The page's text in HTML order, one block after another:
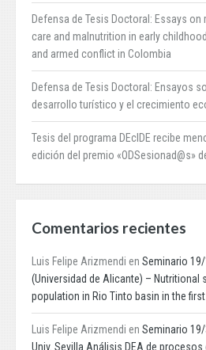
Defensa de Tesis Doctoral: Essays on
care and malnutrition in early
and armed conflict in Colombia
Defensa de Tesis Doctoral: Ensayos
desarrollo turístico y el crecimiento
Tesis del programa DEcIDE recibe
edición del premio «ODSesionad@s»
Comentarios recientes
Luis Felipe Arizmendi en Seminario
(Universidad de Alicante) – Nutritional
population in Rio Tinto basin in the
Luis Felipe Arizmendi en Seminario
Univ. Sevilla Análisis DEA de procesos